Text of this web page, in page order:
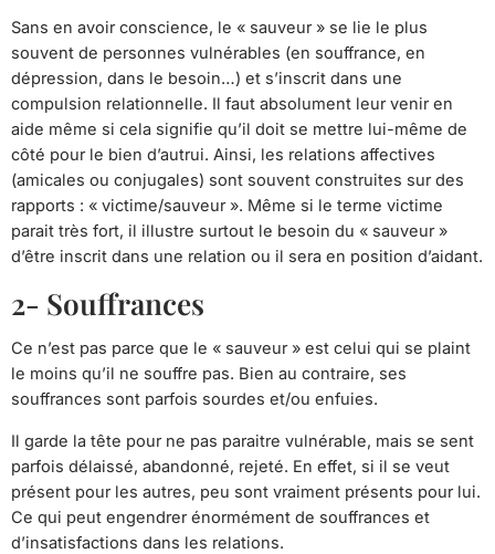
Sans en avoir conscience, le « sauveur » se lie le plus
souvent de personnes vulnérables (en souffrance, en
dépression, dans le besoin…) et s’inscrit dans une
compulsion relationnelle. Il faut absolument leur venir en
aide même si cela signifie qu’il doit se mettre lui-même de
côté pour le bien d’autrui. Ainsi, les relations affectives
(amicales ou conjugales) sont souvent construites sur des
rapports : « victime/sauveur ». Même si le terme victime
parait très fort, il illustre surtout le besoin du « sauveur »
d’être inscrit dans une relation ou il sera en position d’aidant.
2- Souffrances
Ce n’est pas parce que le « sauveur » est celui qui se plaint
le moins qu’il ne souffre pas. Bien au contraire, ses
souffrances sont parfois sourdes et/ou enfuies.
Il garde la tête pour ne pas paraitre vulnérable, mais se sent
parfois délaissé, abandonné, rejeté. En effet, si il se veut
présent pour les autres, peu sont vraiment présents pour lui.
Ce qui peut engendrer énormément de souffrances et
d’insatisfactions dans les relations.